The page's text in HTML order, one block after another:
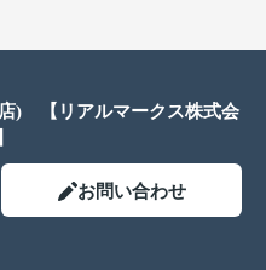
) 【リアルマークス株式会
お問い合わせ